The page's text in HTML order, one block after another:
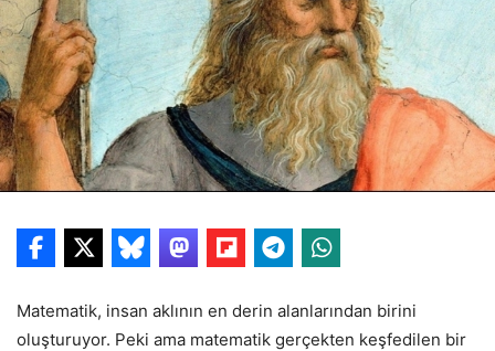
Matematik, insan aklının en derin alanlarından birini
oluşturuyor. Peki ama matematik gerçekten keşfedilen bir